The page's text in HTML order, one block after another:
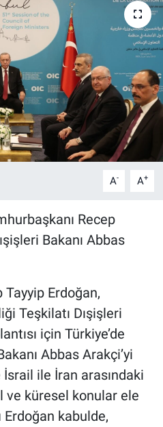
A- A+
Recep
Bakanı Abbas
Tayyip Erdoğan,
Teşkilatı Dışişleri
için Türkiye’de
Abbas Arakçi’yi
ile İran arasındaki
ve küresel konular ele
Erdoğan kabulde,